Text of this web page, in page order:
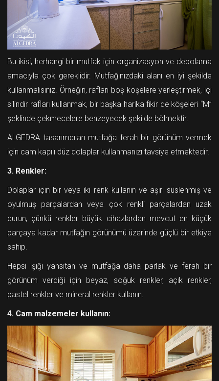
Bu ikisi, herhangi bir mutfak için organizasyon ve depolama
amacıyla çok gereklidir. Mutfağınızdaki alanı en iyi şekilde
kullanmalısınız. Örneğin, rafları boş köşelere yerleştirmek, içi
silindir rafları kullanmak, bir başka harika fikir de köşeleri “M”
şeklinde çekmecelere benzeyecek şekilde bölmektir.
ALGEDRA tasarımcıları mutfağa ferah bir görünüm vermek
için cam kapılı düz dolaplar kullanmanızı tavsiye etmektedir.
3. Renkler:
Dolaplar için bir veya iki renk kullanın ve aşırı süslenmiş ve
oyulmuş parçalardan veya çok renkli parçalardan uzak
durun, çünkü renkler büyük cihazlardan mevcut en küçük
parçaya kadar mutfağın görünümü üzerinde güçlü bir etkiye
sahip.
Hepsi ışığı yansıtan ve mutfağa daha parlak ve ferah bir
görünüm verdiği için beyaz, soğuk renkler, açık renkler,
pastel renkler ve mineral renkler kullanın.
4. Cam malzemeler kullanın: